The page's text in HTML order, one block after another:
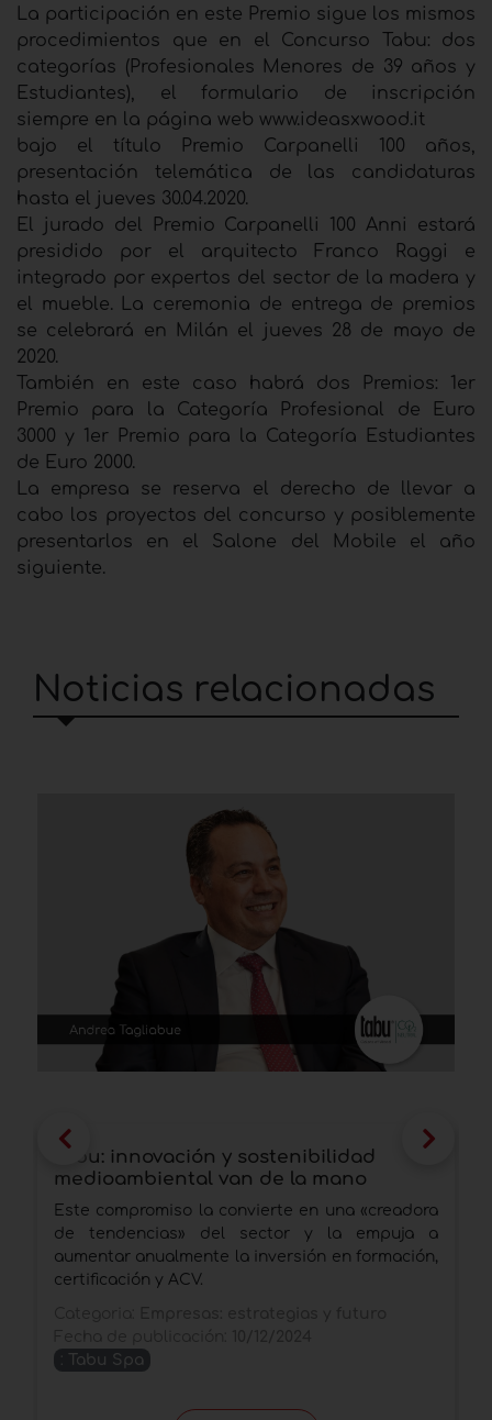
La participación en este Premio sigue los mismos
procedimientos que en el Concurso Tabu: dos
categorías (Profesionales Menores de 39 años y
Estudiantes), el formulario de inscripción
siempre en la página web www.ideasxwood.it
bajo el título Premio Carpanelli 100 años,
presentación telemática de las candidaturas
hasta el jueves 30.04.2020.
El jurado del Premio Carpanelli 100 Anni estará
presidido por el arquitecto Franco Raggi e
integrado por expertos del sector de la madera y
el mueble. La ceremonia de entrega de premios
se celebrará en Milán el jueves 28 de mayo de
2020.
También en este caso habrá dos Premios: 1er
Premio para la Categoría Profesional de Euro
3000 y 1er Premio para la Categoría Estudiantes
de Euro 2000.
La empresa se reserva el derecho de llevar a
cabo los proyectos del concurso y posiblemente
presentarlos en el Salone del Mobile el año
siguiente.
Noticias relacionadas
Tabu: innovación y sostenibilidad
medioambiental van de la mano
Este compromiso la convierte en una «creadora
de tendencias» del sector y la empuja a
aumentar anualmente la inversión en formación,
certificación y ACV.
:
Tabu Spa